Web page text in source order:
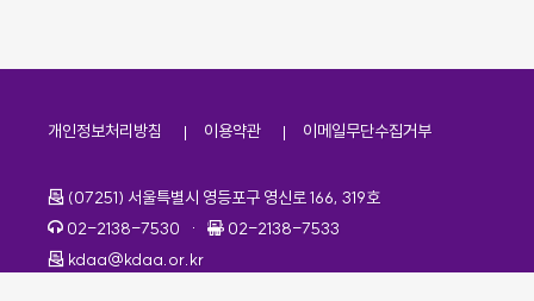
개인정보처리방침 이용약관 이메일무단수집거부
주소
(07251) 서울특별시 영등포구 영신로 166, 319호
전화번호
02-2138-7530 · 팩스번호
02-2138-7533
이메일
kdaa@kdaa.or.kr